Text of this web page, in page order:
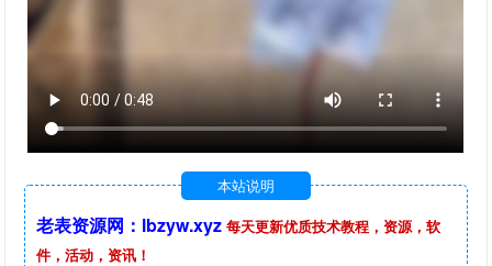
本站说明
老表资源网：lbzyw.xyz 每天更新优质技术教程，资源，软
件，活动，资讯！